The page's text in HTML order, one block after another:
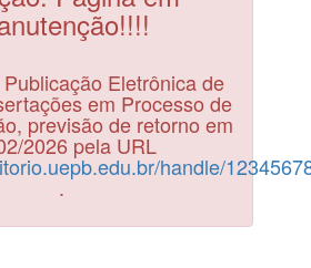
Eletrônica de
em Processo de
previsão de retorno em
2026 pela URL
handle/
.